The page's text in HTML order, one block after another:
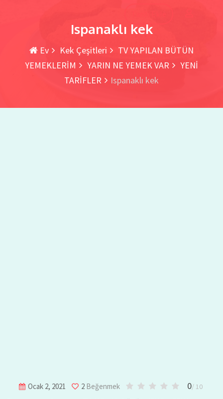
Ispanaklı kek
Ev Kek Çeşitleri
TV YAPILAN BÜTÜN
YEMEKLERİM
YARIN NE YEMEK VAR
YENİ
TARİFLER
Ispanaklı kek
Ocak 2, 2021 2 Beğenmek 0/ 10